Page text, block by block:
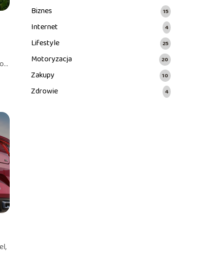
Biznes 15
Internet 4
Lifestyle 25
Motoryzacja 20
Zakupy 10
Zdrowie 4